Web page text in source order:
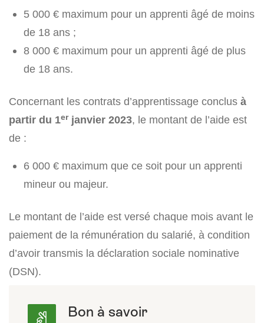
5 000 € maximum pour un apprenti âgé de moins
de 18 ans ;
8 000 € maximum pour un apprenti âgé de plus
de 18 ans.
Concernant les contrats d’apprentissage conclus à
partir du 1erjanvier 2023, le montant de l’aide est
de :
6 000 € maximum que ce soit pour un apprenti
mineur ou majeur.
Le montant de l’aide est versé chaque mois avant le
paiement de la rémunération du salarié, à condition
d’avoir transmis la déclaration sociale nominative
(DSN).
Bon à savoir